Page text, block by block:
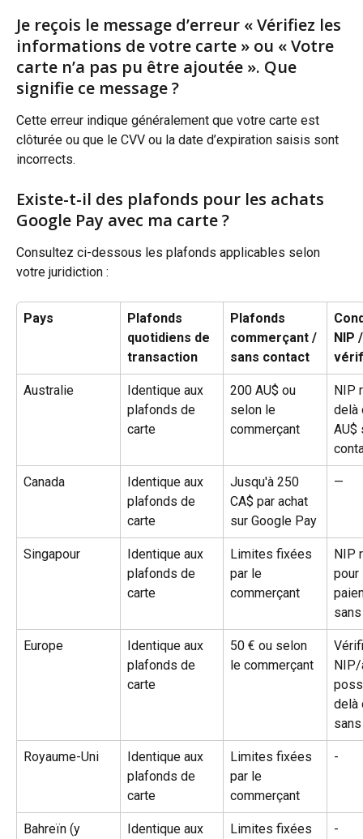
Je reçois le message d’erreur « Vérifiez les
informations de votre carte » ou « Votre
carte n’a pas pu être ajoutée ». Que
signifie ce message ?
Cette erreur indique généralement que votre carte est
clôturée ou que le CVV ou la date d’expiration saisis sont
incorrects.
Existe-t-il des plafonds pour les achats
Google Pay avec ma carte ?
Consultez ci-dessous les plafonds applicables selon
votre juridiction :
Pays
Plafonds
quotidiens de
transaction
Plafonds
commerçant /
sans contact
NIP
Australie
Identique aux
plafonds de
carte
200 AU$ ou
selon le
commerçant
NIP
delà
AU$
Canada
Identique aux
plafonds de
carte
Jusqu'à 250
CA$ par achat
sur Google Pay
—
Singapour
Identique aux
plafonds de
carte
Limites fixées
par le
commerçant
NIP
Europe
Identique aux
plafonds de
carte
50 € ou selon
le commerçant
delà
Royaume-Uni
Identique aux
plafonds de
carte
Limites fixées
par le
commerçant
-
Bahreïn (y
Identique aux
Limites fixées
-